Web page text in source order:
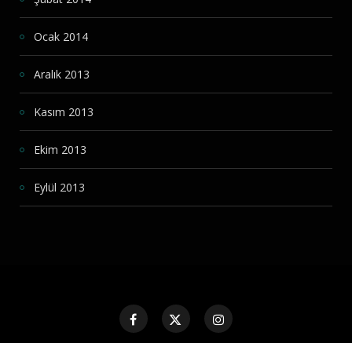
Ocak 2014
Aralık 2013
Kasım 2013
Ekim 2013
Eylül 2013